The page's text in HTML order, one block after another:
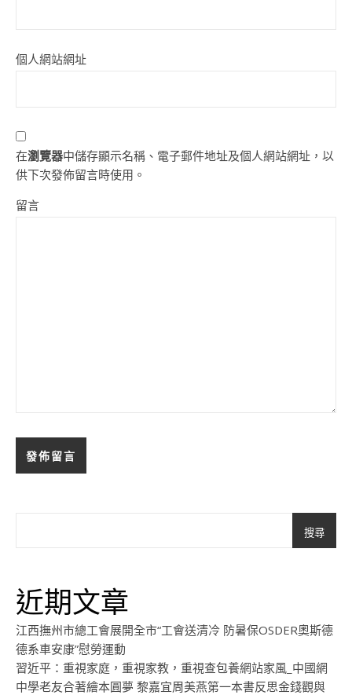
個人網站網址
在瀏覽器中儲存顯示名稱、電子郵件地址及個人網站網址，以
供下次發佈留言時使用。
留言
搜尋
近期文章
江西撫州市總工會展開全市“工會送清冷 防暑保OSDER奧斯德
德系車安康”慰勞運動
習近平：重視家庭，重視家教，重視查包養網站家風_中國網
中學老友合著繪本圓夢 黎嘉宜周美燕第一本書反思金錢觀與